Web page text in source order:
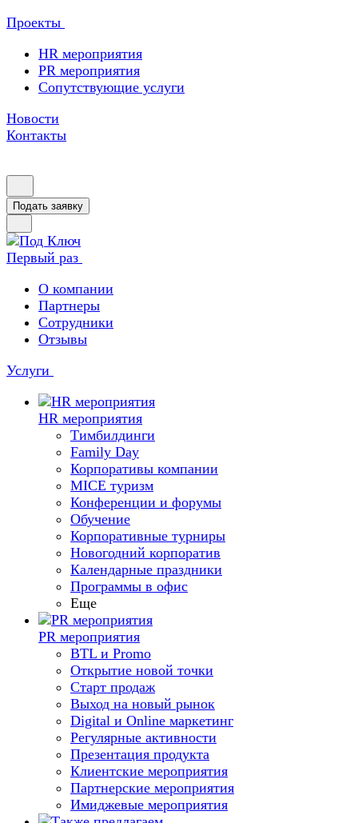
Проекты
HR мероприятия
PR мероприятия
Сопутствующие услуги
Новости
Контакты
Подать заявку
Первый раз
О компании
Партнеры
Сотрудники
Отзывы
Услуги
HR мероприятия
Тимбилдинги
Family Day
Корпоративы компании
MICE туризм
Конференции и форумы
Обучение
Корпоративные турниры
Новогодний корпоратив
Календарные праздники
Программы в офис
Еще
PR мероприятия
BTL и Promo
Открытие новой точки
Старт продаж
Выход на новый рынок
Digital и Online маркетинг
Регулярные активности
Презентация продукта
Клиентские мероприятия
Партнерские мероприятия
Имиджевые мероприятия